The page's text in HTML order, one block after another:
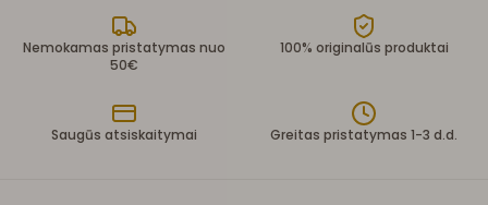
Nemokamas pristatymas nuo
50€
100% originalūs produktai
Saugūs atsiskaitymai Greitas pristatymas 1-3 d.d.